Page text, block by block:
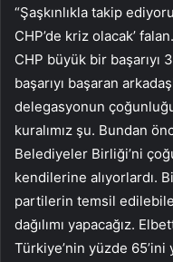
“Şaşkınlıkla takip
CHP’de kriz olacak’
CHP büyük bir başarıyı
başarıyı başaran
delegasyonun
kuralımız şu. Bundan
Belediyeler Birliği’ni
kendilerine alıyorlardı.
partilerin temsil
dağılımı yapacağız.
Türkiye’nin yüzde